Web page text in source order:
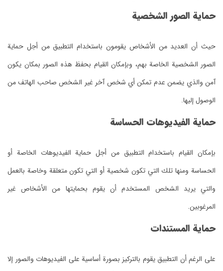
حماية الصور الشخصية
حيث أن العديد من الأشخاص يقومون باستخدام التطبيق من أجل حماية
الصور الشخصية الخاصة بهم، وبإمكان القيام بحفظ هذه الصور بمكان يكون
آمن والذي يضمن عدم تمكن أي شخص آخر غير الشخص صاحب الهاتف من
الوصول إليها.
حماية الفيديوهات الحساسة
بإمكان القيام باستخدام التطبيق من أجل حماية الفيديوهات الخاصة أو
الحساسة ومنها تلك التي تكون شخصية أو التي تكون متعلقة وخاصة بالعمل
والتي يريد الشخص المستخدم أن يقوم بحمايتها من الأشخاص غير
المرغوبين.
حماية المستندات
على الرغم أن التطبيق يقوم بالتركيز بصورة أساسية على الفيديوهات والصور إلا